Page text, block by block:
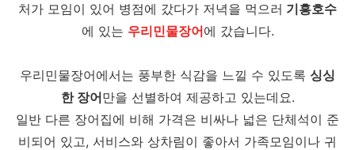
처가 모임이 있어 병점에 갔다가 저녁을 먹으러 기흥호수
에 있는 우리민물장어에 갔습니다.
우리민물장어에서는 풍부한 식감을 느낄 수 있도록 싱싱
한 장어만을 선별하여 제공하고 있는데요.
일반 다른 장어집에 비해 가격은 비싸나 넓은 단체석이 준
비되어 있고, 서비스와 상차림이 좋아서 가족모임이나 귀